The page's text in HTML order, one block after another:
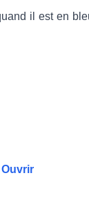
il est en
Ouvrir